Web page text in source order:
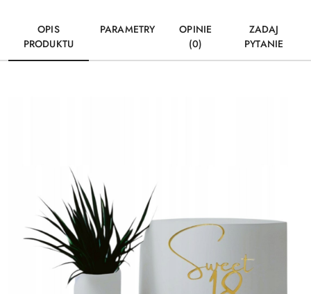
OPIS
PRODUKTU
PARAMETRY
OPINIE
(0)
ZADAJ
PYTANIE